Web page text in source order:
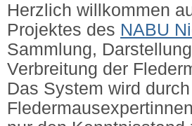
Herzlich willkommen
Projektes des NABU
Sammlung,
Verbreitung der
Das System wird